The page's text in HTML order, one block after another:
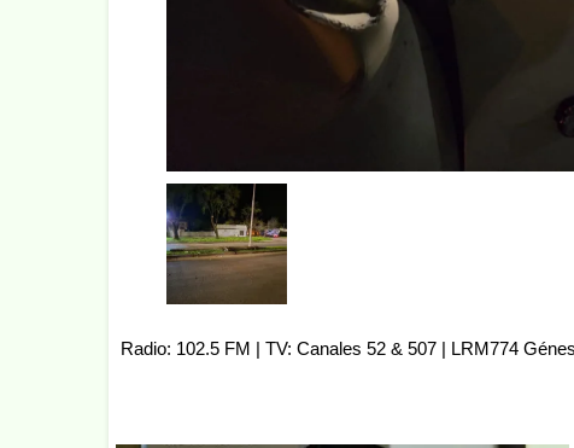
Radio: 102.5 FM | TV: Canales 52 & 507 | LRM774